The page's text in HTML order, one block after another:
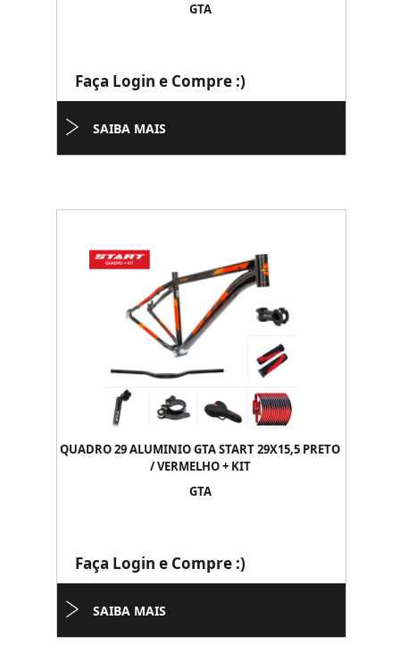
GTA
Faça Login e Compre :)
SAIBA MAIS
QUADRO 29 ALUMINIO GTA START 29X15,5 PRETO
/ VERMELHO + KIT
GTA
Faça Login e Compre :)
SAIBA MAIS